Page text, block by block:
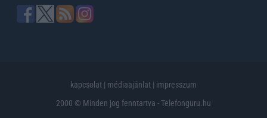
kapcsolat | médiaajánlat | impresszum
2000 © Minden jog fenntartva - Telefonguru.hu